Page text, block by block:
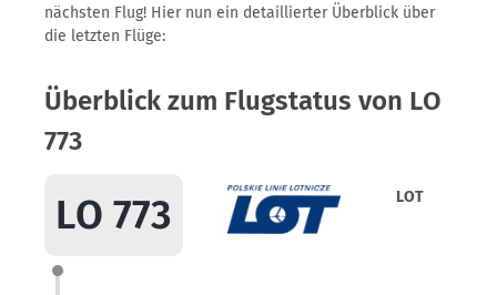
nächsten Flug! Hier nun ein detaillierter Überblick über
die letzten Flüge:
Überblick zum Flugstatus von LO
773
LO 773 LOT